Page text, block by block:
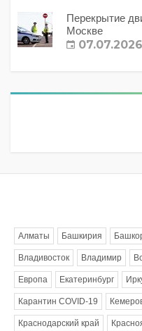
Перекрытие
Москве
07.07.2026
Алматы Башкирия
Владивосток Владимир
Европа Екатеринбург
Карантин COVID-19
Краснодарский край